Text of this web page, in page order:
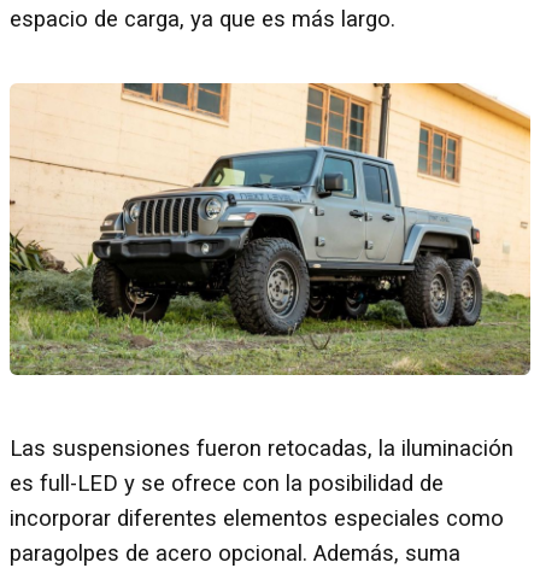
espacio de carga, ya que es más largo.
Las suspensiones fueron retocadas, la iluminación
es full-LED y se ofrece con la posibilidad de
incorporar diferentes elementos especiales como
paragolpes de acero opcional. Además, suma